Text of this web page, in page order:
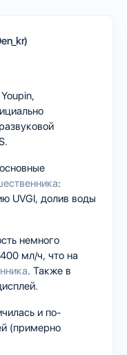
:
UVGI, долив воды
немного
мл/ч, что на
. Также в
и по-
(примерно